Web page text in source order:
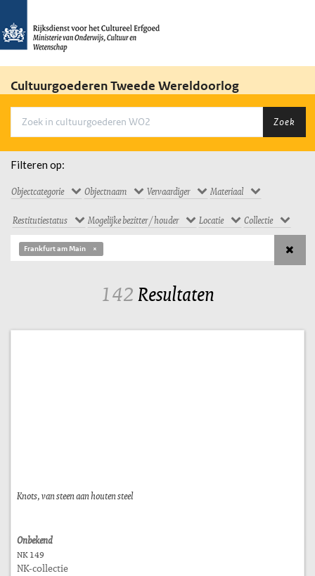
Cultuurgoederen Tweede Wereldoorlog
Zoek
Filteren op:
Objectcategorie Objectnaam Vervaardiger Materiaal
Restitutiestatus Mogelijke bezitter / houder Locatie Collectie
Frankfurt am Main
142Resultaten
Knots, van steen aan houten steel
Onbekend
NK 149
NK-collectie